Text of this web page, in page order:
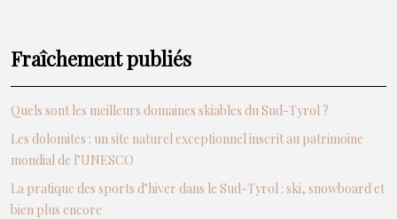
Fraîchement publiés
Quels sont les meilleurs domaines skiables du Sud-Tyrol ?
Les dolomites : un site naturel exceptionnel inscrit au patrimoine
mondial de l’UNESCO
La pratique des sports d’hiver dans le Sud-Tyrol : ski, snowboard et
bien plus encore